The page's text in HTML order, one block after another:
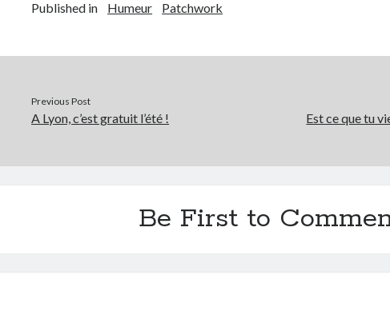
Published in Humeur Patchwork
Previous Post
A Lyon, c’est gratuit l’été ! Est ce que tu
Be First to